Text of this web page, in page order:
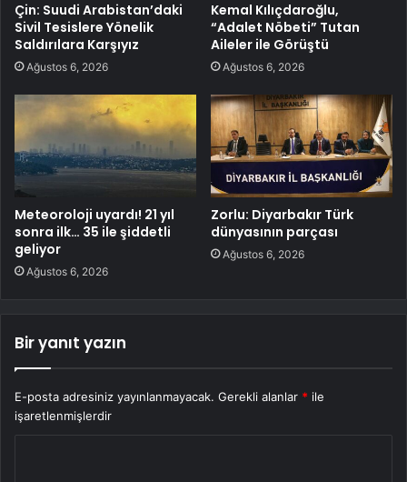
Çin: Suudi Arabistan’daki
Sivil Tesislere Yönelik
Saldırılara Karşıyız
Ağustos 6, 2026
Kemal Kılıçdaroğlu,
“Adalet Nöbeti” Tutan
Aileler ile Görüştü
Ağustos 6, 2026
Meteoroloji uyardı! 21 yıl
sonra ilk… 35 ile şiddetli
geliyor
Ağustos 6, 2026
Zorlu: Diyarbakır Türk
dünyasının parçası
Ağustos 6, 2026
Bir yanıt yazın
E-posta adresiniz yayınlanmayacak. Gerekli alanlar * ile
işaretlenmişlerdir